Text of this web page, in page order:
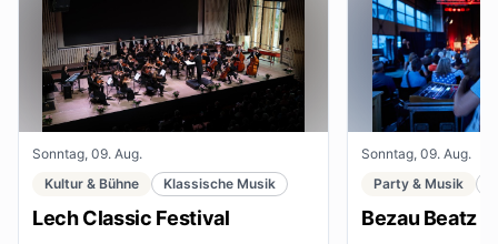
Sonntag, 09. Aug.
Kultur & Bühne
Klassische Musik
Lech Classic Festival
Sonntag, 09. Aug.
Party & Musik
Bezau Beatz